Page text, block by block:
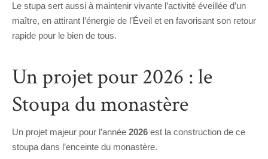
Le stupa sert aussi à maintenir vivante l’activité éveillée d’un
maître, en attirant l’énergie de l’Éveil et en favorisant son retour
rapide pour le bien de tous.
Un projet pour 2026 : le
Stoupa du monastère
Un projet majeur pour l’année 2026 est la construction de ce
stoupa dans l’enceinte du monastère.